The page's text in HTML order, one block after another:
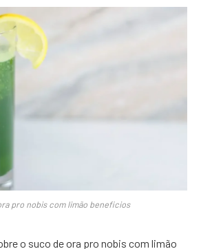
pro nobis com limão beneficios
o suco de ora pro nobis com limão